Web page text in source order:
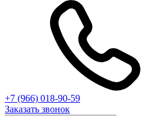
+7 (966) 018-90-59
Заказать звонок